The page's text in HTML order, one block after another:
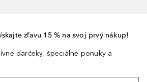
zľavu 15 % na svoj prvý nákup!
darčeky, špeciálne ponuky a